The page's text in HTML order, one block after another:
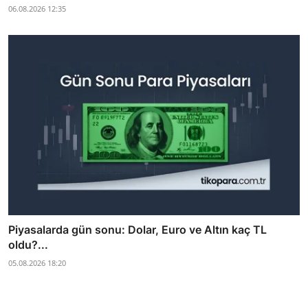
06.08.2026 12:35
Piyasalarda gün sonu: Dolar, Euro ve Altın kaç TL
oldu?...
05.08.2026 18:20